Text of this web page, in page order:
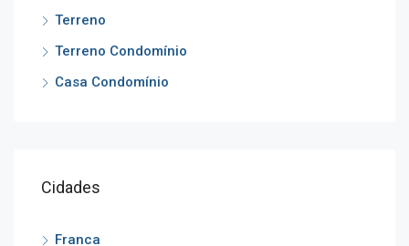
Terreno
Terreno Condomínio
Casa Condomínio
Cidades
Franca